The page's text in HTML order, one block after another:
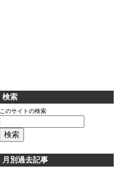
検索
このサイトの検索
月別過去記事